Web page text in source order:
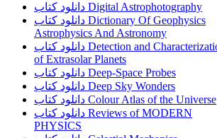
دانلود کتاب Digital Astrophotography
دانلود کتاب Dictionary Of Geophysics
Astrophysics And Astronomy
دانلود کتاب Detection and Characterization
of Extrasolar Planets
دانلود کتاب Deep-Space Probes
دانلود کتاب Deep Sky Wonders
دانلود کتاب Colour Atlas of the Universe
دانلود کتاب Reviews of MODERN
PHYSICS